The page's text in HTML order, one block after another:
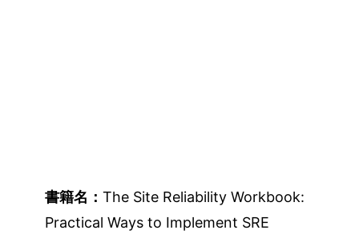
書籍名： The Site Reliability Workbook:
Practical Ways to Implement SRE